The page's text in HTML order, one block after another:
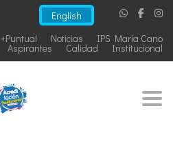
English
IPS María Cano
Noticias
+Puntual
Institucional
Calidad
Aspirantes